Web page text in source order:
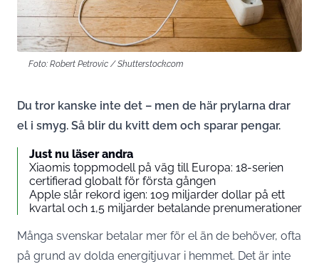
Foto: Robert Petrovic / Shutterstock.com
Du tror kanske inte det – men de här prylarna drar
el i smyg. Så blir du kvitt dem och sparar pengar.
Just nu läser andra
Xiaomis toppmodell på väg till Europa: 18-serien
certifierad globalt för första gången
Apple slår rekord igen: 109 miljarder dollar på ett
kvartal och 1,5 miljarder betalande prenumerationer
Många svenskar betalar mer för el än de behöver, ofta
på grund av dolda energitjuvar i hemmet. Det är inte